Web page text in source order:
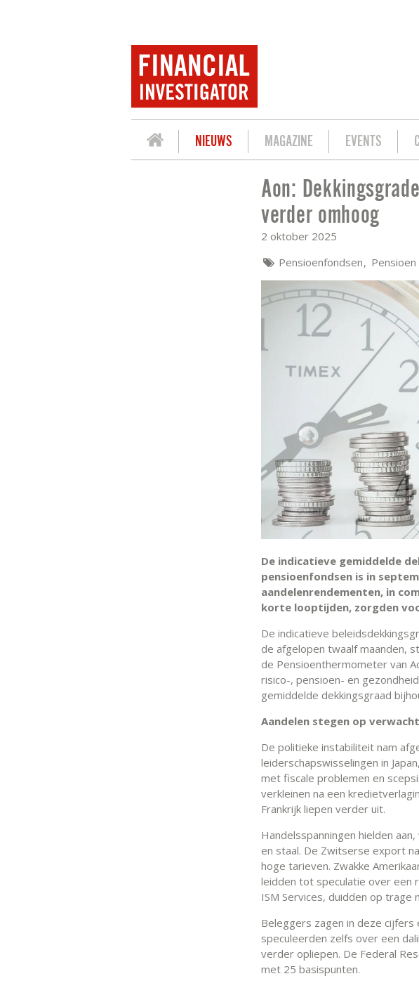
NIEUWS MAGAZINE EVENTS
AON: DEKKINGSGRADEN PENSIOENFONDSEN IN
Aon:
verder omhoog
2 oktober 2025
Pensioenfondsen Pensioen
De indicatieve gemiddelde
pensioenfondsen is in
aandelenrendementen, in
korte looptijden, zorgden
De indicatieve
de afgelopen twaalf maanden,
de Pensioenthermometer van
risico-, pensioen- en
gemiddelde dekkingsgraad
Aandelen stegen op
De politieke instabiliteit nam
leiderschapswisselingen in
met fiscale problemen en
verkleinen na een
Frankrijk liepen verder uit.
Handelsspanningen hielden
en staal. De Zwitserse export
hoge tarieven. Zwakke
leidden tot speculatie over een
ISM Services, duidden op trage
Beleggers zagen in deze
speculeerden zelfs over een
verder opliepen. De Federal
met 25 basispunten.